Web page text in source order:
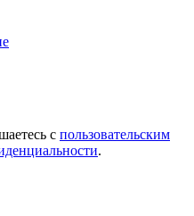
с пользовательским
.